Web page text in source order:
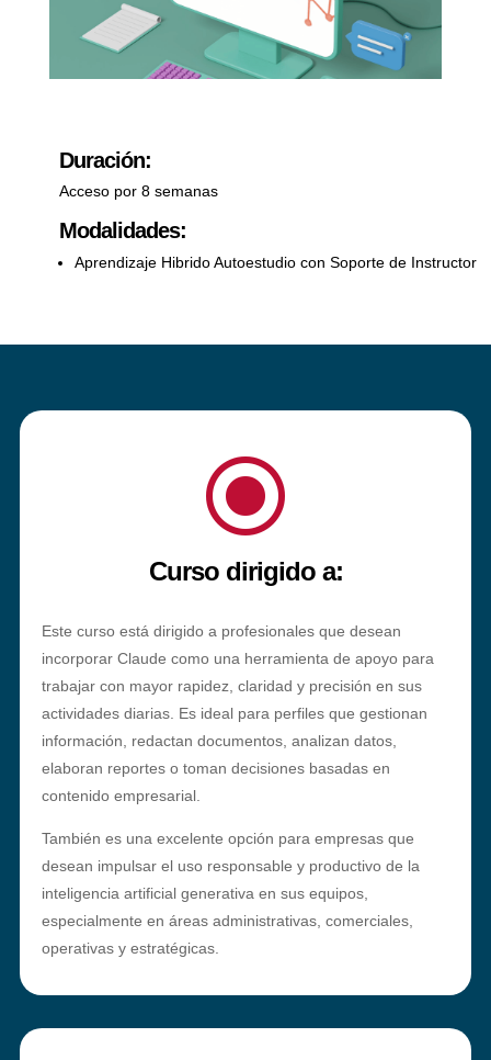
Duración:
Acceso por 8 semanas
Modalidades:
Aprendizaje Hibrido Autoestudio con Soporte de Instructor
\
Curso dirigido a:
Este curso está dirigido a profesionales que desean
incorporar Claude como una herramienta de apoyo para
trabajar con mayor rapidez, claridad y precisión en sus
actividades diarias. Es ideal para perfiles que gestionan
información, redactan documentos, analizan datos,
elaboran reportes o toman decisiones basadas en
contenido empresarial.
También es una excelente opción para empresas que
desean impulsar el uso responsable y productivo de la
inteligencia artificial generativa en sus equipos,
especialmente en áreas administrativas, comerciales,
operativas y estratégicas.